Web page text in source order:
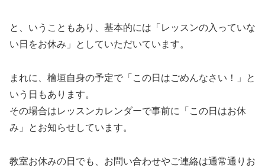
と、いうこともあり、基本的には「レッスンの入っていな
い日をお休み」としていただいています。
まれに、檜垣自身の予定で「この日はごめんなさい！」と
いう日もあります。
その場合はレッスンカレンダーで事前に「この日はお休
み」とお知らせしています。
教室お休みの日でも、お問い合わせやご連絡は通常通りお